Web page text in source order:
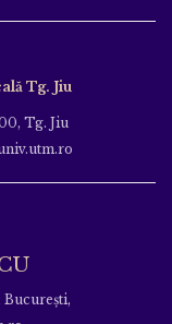
Tg. Jiu
Tg. Jiu